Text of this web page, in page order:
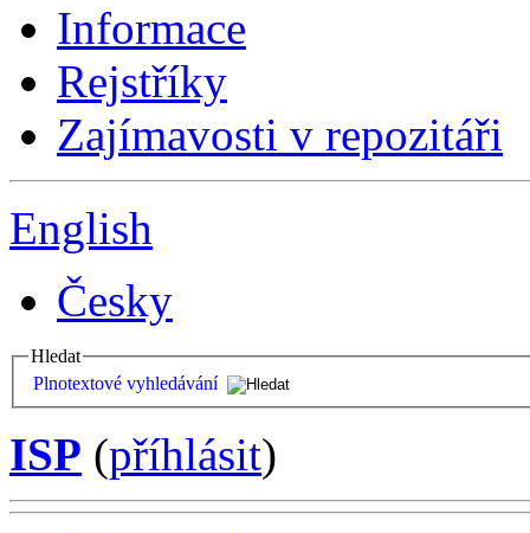
Informace
Rejstříky
Zajímavosti v repozitáři
English
Česky
Hledat
Plnotextové vyhledávání
ISP (příhlásit)